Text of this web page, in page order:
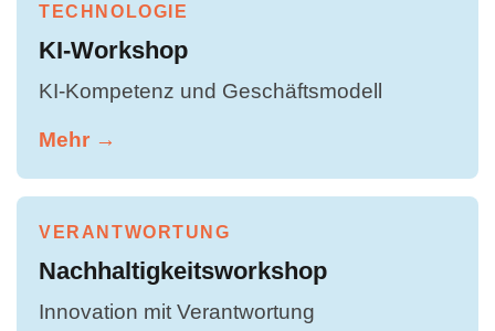
TECHNOLOGIE
KI-Workshop
KI-Kompetenz und Geschäftsmodell
Mehr →
VERANTWORTUNG
Nachhaltigkeitsworkshop
Innovation mit Verantwortung